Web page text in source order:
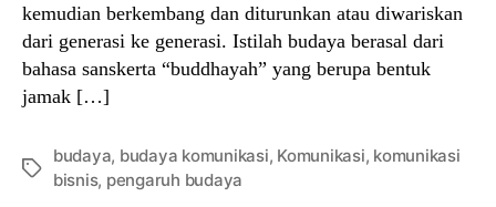
kemudian berkembang dan diturunkan atau diwariskan
dari generasi ke generasi. Istilah budaya berasal dari
bahasa sanskerta “buddhayah” yang berupa bentuk
jamak […]
Tags
budaya, budaya komunikasi, Komunikasi, komunikasi
bisnis, pengaruh budaya